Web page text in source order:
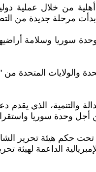
من خلال عملية دولية
مرحلة جديدة من
سوريا وسلامة
والولايات المتحدة
والتنمية، الذي
وحدة سوريا
حكم هيئة تحرير
الداعمة لهيئة